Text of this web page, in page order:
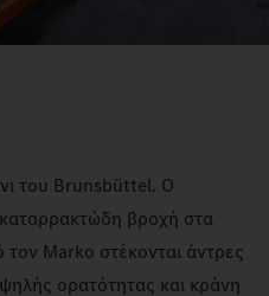
του Brunsbüttel. Ο
βροχή στα
Marko στέκονται άντρες
ορατότητας και κράνη